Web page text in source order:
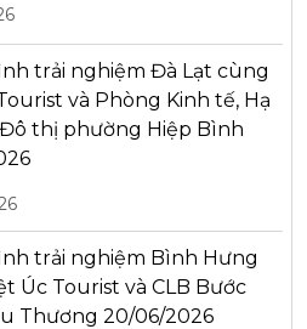
trải nghiệm Đà Lạt cùng
và Phòng Kinh tế, Hạ
thị phường Hiệp Bình
trải nghiệm Bình Hưng
Úc Tourist và CLB Bước
Thương 20/06/2026